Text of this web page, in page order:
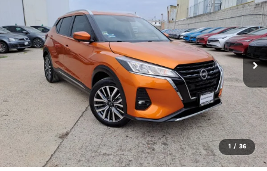
1 / 36